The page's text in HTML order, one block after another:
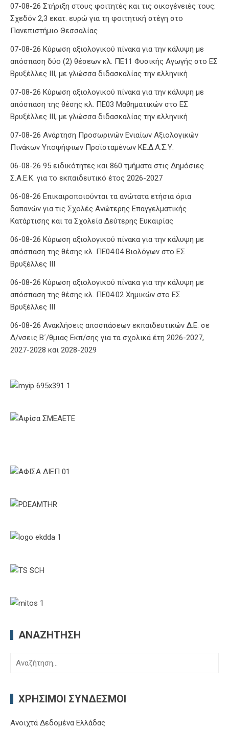
07-08-26 Στήριξη στους φοιτητές και τις οικογένειές τους:
Σχεδόν 2,3 εκατ. ευρώ για τη φοιτητική στέγη στο
Πανεπιστήμιο Θεσσαλίας
07-08-26 Κύρωση αξιολογικού πίνακα για την κάλυψη με
απόσπαση δύο (2) θέσεων κλ. ΠΕ11 Φυσικής Αγωγής στο ΕΣ
Βρυξέλλες ΙΙΙ, με γλώσσα διδασκαλίας την ελληνική
07-08-26 Κύρωση αξιολογικού πίνακα για την κάλυψη με
απόσπαση της θέσης κλ. ΠΕ03 Μαθηματικών στο ΕΣ
Βρυξέλλες ΙΙΙ, με γλώσσα διδασκαλίας την ελληνική
07-08-26 Ανάρτηση Προσωρινών Ενιαίων Αξιολογικών
Πινάκων Υποψήφιων Προϊσταμένων ΚΕ.Δ.Α.Σ.Υ.
06-08-26 95 ειδικότητες και 860 τμήματα στις Δημόσιες
Σ.Α.Ε.Κ. για το εκπαιδευτικό έτος 2026-2027
06-08-26 Επικαιροποιούνται τα ανώτατα ετήσια όρια
δαπανών για τις Σχολές Ανώτερης Επαγγελματικής
Κατάρτισης και τα Σχολεία Δεύτερης Ευκαιρίας
06-08-26 Κύρωση αξιολογικού πίνακα για την κάλυψη με
απόσπαση της θέσης κλ. ΠΕ04.04 Βιολόγων στο ΕΣ
Βρυξέλλες ΙΙΙ
06-08-26 Κύρωση αξιολογικού πίνακα για την κάλυψη με
απόσπαση της θέσης κλ. ΠΕ04.02 Χημικών στο ΕΣ
Βρυξέλλες ΙΙΙ
06-08-26 Ανακλήσεις αποσπάσεων εκπαιδευτικών Δ.Ε. σε
Δ/νσεις Β΄/θμιας Εκπ/σης για τα σχολικά έτη 2026-2027,
2027-2028 και 2028-2029
ΑΝΑΖΉΤΗΣΗ
Αναζήτηση
ΧΡΉΣΙΜΟΙ ΣΎΝΔΕΣΜΟΙ
Ανοιχτά Δεδομένα Ελλάδας